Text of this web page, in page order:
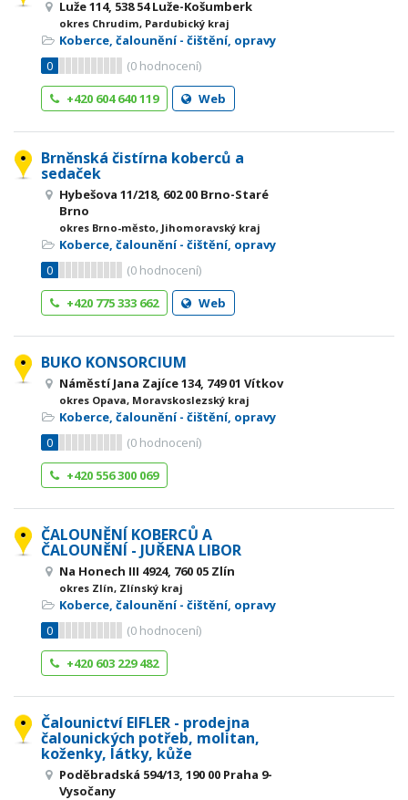
Luže 114, 538 54 Luže-Košumberk
okres Chrudim, Pardubický kraj
Koberce, čalounění - čištění, opravy
0
(0 hodnocení)
+420 604 640 119
Web
Brněnská čistírna koberců a
sedaček
Hybešova 11/218, 602 00 Brno-Staré
Brno
okres Brno-město, Jihomoravský kraj
Koberce, čalounění - čištění, opravy
0
(0 hodnocení)
+420 775 333 662
Web
BUKO KONSORCIUM
Náměstí Jana Zajíce 134, 749 01 Vítkov
okres Opava, Moravskoslezský kraj
Koberce, čalounění - čištění, opravy
0
(0 hodnocení)
+420 556 300 069
ČALOUNĚNÍ KOBERCŮ A
ČALOUNĚNÍ - JUŘENA LIBOR
Na Honech III 4924, 760 05 Zlín
okres Zlín, Zlínský kraj
Koberce, čalounění - čištění, opravy
0
(0 hodnocení)
+420 603 229 482
Čalounictví EIFLER - prodejna
čalounických potřeb, molitan,
koženky, látky, kůže
Poděbradská 594/13, 190 00 Praha 9-
Vysočany